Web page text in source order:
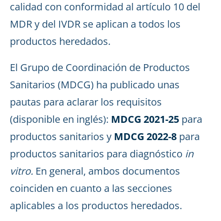
calidad con conformidad al artículo 10 del
MDR y del IVDR se aplican a todos los
productos heredados.
El Grupo de Coordinación de Productos
Sanitarios (MDCG) ha publicado unas
pautas para aclarar los requisitos
(disponible en inglés): MDCG 2021-25 para
productos sanitarios y MDCG 2022-8 para
productos sanitarios para diagnóstico in
vitro. En general, ambos documentos
coinciden en cuanto a las secciones
aplicables a los productos heredados.